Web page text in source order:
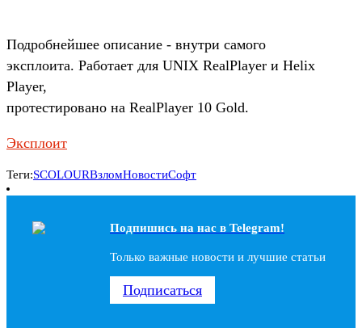
Подробнейшее описание - внутри самого
эксплоита. Работает для UNIX RealPlayer и Helix
Player,
протестировано на RealPlayer 10 Gold.
Эксплоит
Теги:SCOLOURВзломНовостиСофт
Подпишись на наc в Telegram!
Только важные новости и лучшие статьи
Подписаться